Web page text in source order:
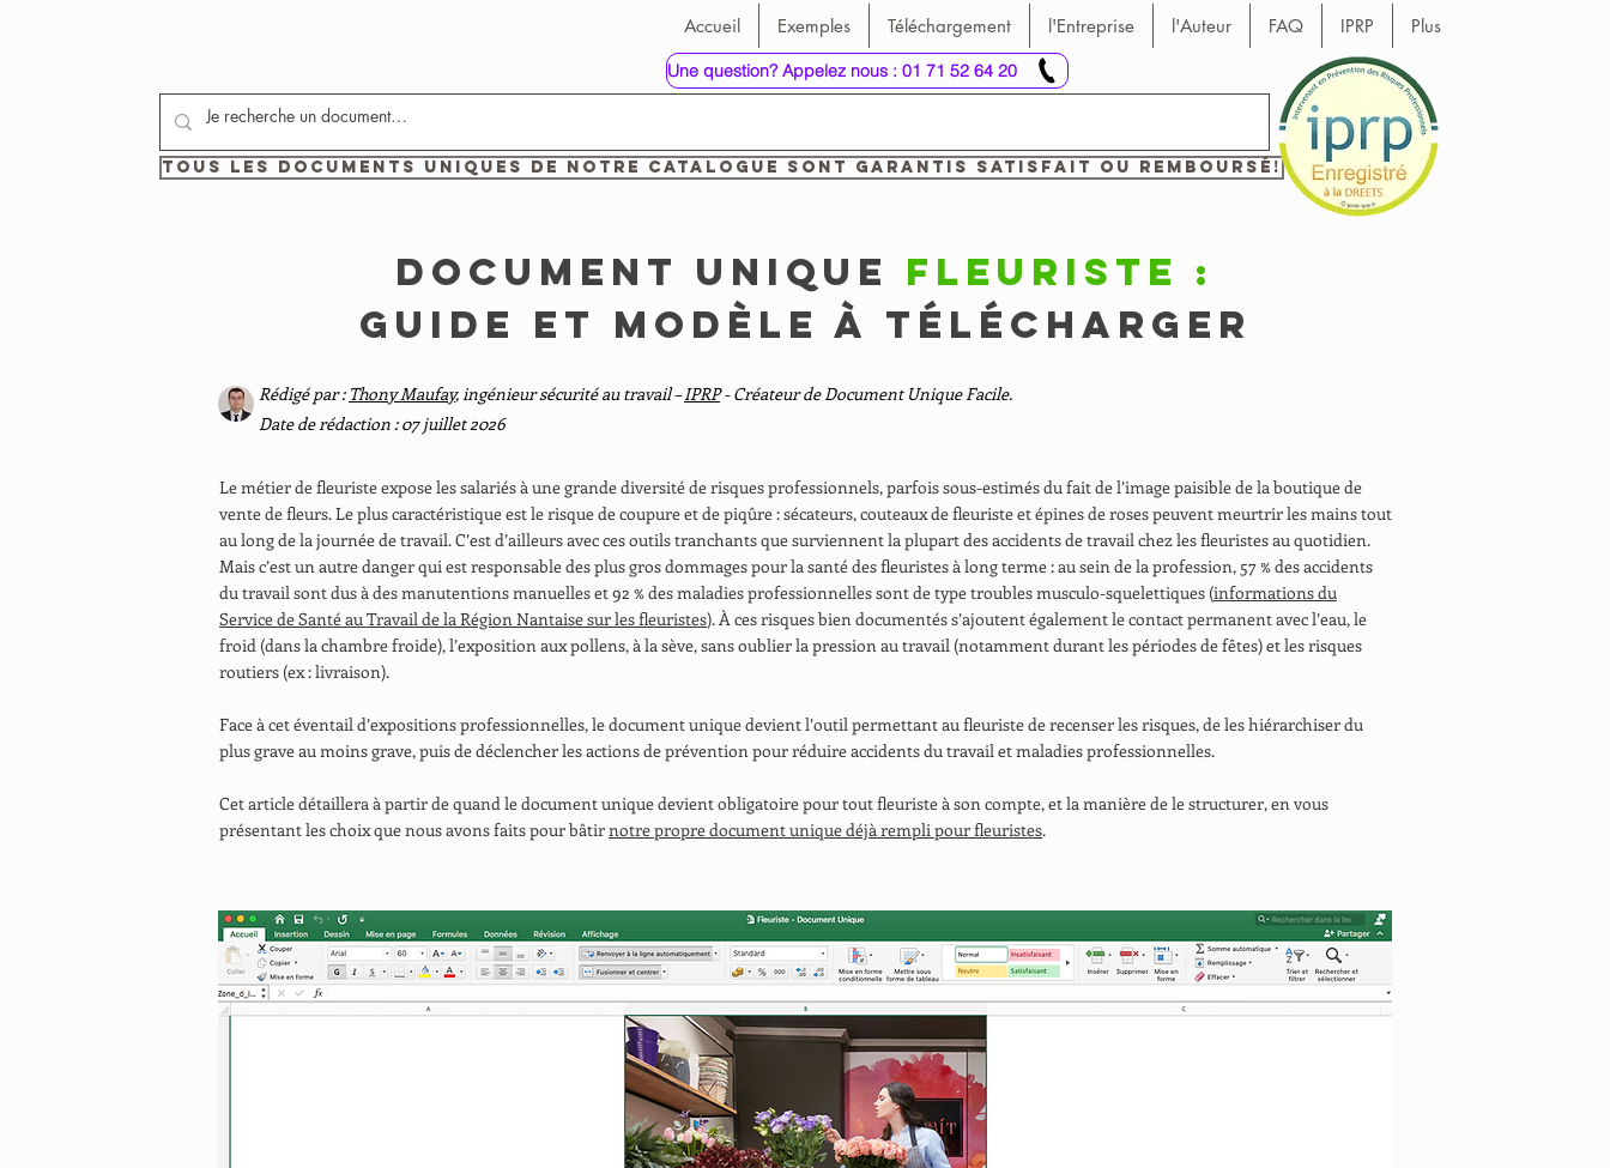
Accueil Exemples Téléchargement l'Entreprise l'Auteur FAQ IPRP Plus
Tous les documents uniques de notre catalogue sont garantis satisfait ou remboursé!
Une question? Appelez nous : 01 71 52 64 20
Document unique Fleuriste :
guide et modèle à télécharger
Rédigé par : Thony Maufay, ingénieur sécurité au travail –IPRP- Créateur de Document Unique Facile.
Date de rédaction : 07 juillet 2026
Le métier de fleuriste expose les salariés à une grande diversité de risques professionnels, parfois sous-estimés du fait de l’image paisible de la boutique de
vente de fleurs. Le plus caractéristique est le risque de coupure et de piqûre : sécateurs, couteaux de fleuriste et épines de roses peuvent meurtrir les mains tout
au long de la journée de travail. C’est d’ailleurs avec ces outils tranchants que surviennent la plupart des accidents de travail chez les fleuristes au quotidien.
Mais c’est un autre danger qui est responsable des plus gros dommages pour la santé des fleuristes à long terme : au sein de la profession, 57 % des accidents
du travail sont dus à des manutentions manuelles et 92 % des maladies professionnelles sont de type troubles musculo-squelettiques (informations du
Service de Santé au Travail de la Région Nantaise sur les fleuristes). À ces risques bien documentés s’ajoutent également le contact permanent avec l’eau, le
froid (dans la chambre froide), l’exposition aux pollens, à la sève, sans oublier la pression au travail (notamment durant les périodes de fêtes) et les risques
routiers (ex : livraison).
Face à cet éventail d’expositions professionnelles, le document unique devient l’outil permettant au fleuriste de recenser les risques, de les hiérarchiser du
plus grave au moins grave, puis de déclencher les actions de prévention pour réduire accidents du travail et maladies professionnelles.
Cet article détaillera à partir de quand le document unique devient obligatoire pour tout fleuriste à son compte, et la manière de le structurer, en vous
présentant les choix que nous avons faits pour bâtirnotre propre document unique déjà rempli pour fleuristes.